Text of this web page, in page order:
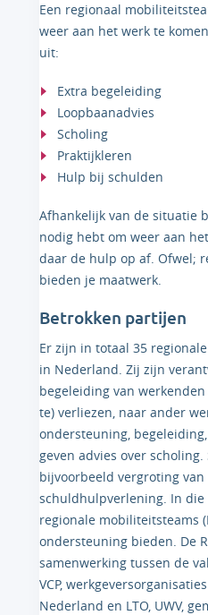
Een regionaal
weer aan het werk te
uit:
Extra begeleiding
Loopbaanadvies
Scholing
Praktijkleren
Hulp bij schulden
Afhankelijk van de situatie
nodig hebt om weer aan
daar de hulp op af. Ofwel;
bieden je maatwerk.
Betrokken partijen
Er zijn in totaal 35
in Nederland. Zij zijn
begeleiding van
te) verliezen, naar ander
ondersteuning,
geven advies over
bijvoorbeeld vergroting
schuldhulpverlening. In die
regionale mobiliteitsteams
ondersteuning bieden. De
samenwerking tussen de
VCP,
Nederland en LTO, UWV,